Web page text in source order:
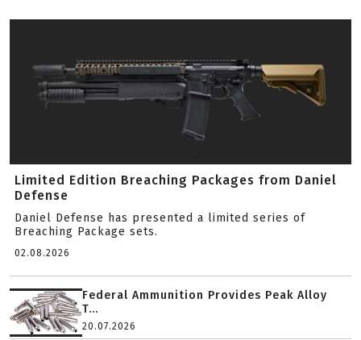
Limited Edition Breaching Packages from Daniel
Defense
Daniel Defense has presented a limited series of
Breaching Package sets.
02.08.2026
Federal Ammunition Provides Peak Alloy
T...
20.07.2026